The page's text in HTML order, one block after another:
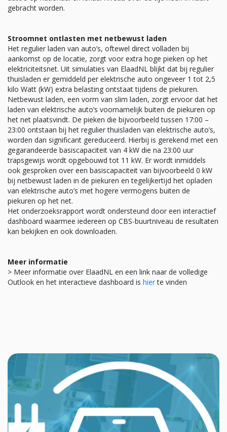
gebracht worden.
Stroomnet ontlasten met netbewust laden
Het regulier laden van auto’s, oftewel direct volladen bij
aankomst op de locatie, zorgt voor extra hoge pieken op het
elektriciteitsnet. Uit simulaties van ElaadNL blijkt dat bij regulier
thuisladen er gemiddeld per elektrische auto ongeveer 1 tot 2,5
kilo Watt (kW) extra belasting ontstaat tijdens de piekuren.
Netbewust laden, een vorm van slim laden, zorgt ervoor dat het
laden van elektrische auto’s voornamelijk buiten de piekuren op
het net plaatsvindt. De pieken die bijvoorbeeld tussen 17:00 –
23:00 ontstaan bij het regulier thuisladen van elektrische auto’s,
worden dan significant gereduceerd. Hierbij is gerekend met een
gegarandeerde basiscapaciteit van 4 kW die na 23:00 uur
trapsgewijs wordt opgebouwd tot 11 kW. Er wordt inmiddels
ook gesproken over een basiscapaciteit van bijvoorbeeld 0 kW
bij netbewust laden in de piekuren en tegelijkertijd het opladen
van elektrische auto’s met hogere vermogens buiten de
piekuren op het net.
Het onderzoeksrapport wordt ondersteund door een interactief
dashboard waarmee iedereen op CBS-buurtniveau de resultaten
kan bekijken en ook downloaden.
Meer informatie
> Meer informatie over ElaadNL en een link naar de volledige
Outlook en het interactieve dashboard is hierte vinden